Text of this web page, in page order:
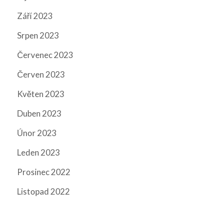
Září 2023
Srpen 2023
Červenec 2023
Červen 2023
Květen 2023
Duben 2023
Únor 2023
Leden 2023
Prosinec 2022
Listopad 2022